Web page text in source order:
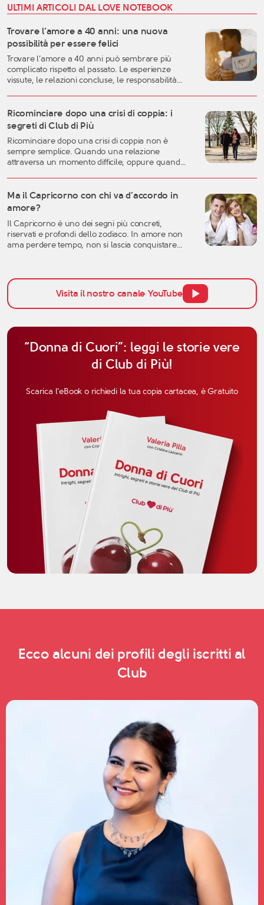
ULTIMI ARTICOLI DAL LOVE NOTEBOOK
Trovare l’amore a 40 anni: una nuova
possibilità per essere felici
Trovare l’amore a 40 anni può sembrare più
complicato rispetto al passato. Le esperienze
vissute, le relazioni concluse, le responsabilità
fase della vita può rappresentare uno dei
momenti migliori per costruire una relazione
autentica, consapevole e duratura. A
quarant’anni si possiedono generalmente una
[…]
Ricominciare dopo una crisi di coppia: i
segreti di Club di Più
Ricominciare dopo una crisi di coppia non è
sempre semplice. Quando una relazione
attraversa un momento difficile, oppure quando
crisi sentimentale può mettere in discussione
molte certezze: l’idea che avevamo dell’amore, la
percezione […]
Ma il Capricorno con chi va d’accordo in
amore?
Il Capricorno è uno dei segni più concreti,
riservati e profondi dello zodiaco. In amore non
ama perdere tempo, non si lascia conquistare
quando si parla di affinità del Capricorno in
amore, non bisogna pensare solo all’attrazione
iniziale, ma anche alla […]Visita il nostro canale YouTube
“Donna di Cuori”: leggi le storie vere
di Club di Più!
Scarica l’eBook o richiedi la tua copia cartacea, è Gratuito
Ecco alcuni dei profili degli iscritti al
Club